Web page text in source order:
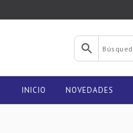
INICIO NOVEDADES